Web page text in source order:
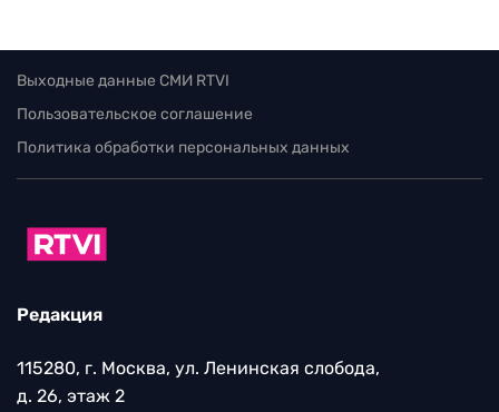
Выходные данные СМИ RTVI
Пользовательское соглашение
Политика обработки персональных данных
Редакция
115280, г. Москва, ул. Ленинская слобода,
д. 26, этаж 2